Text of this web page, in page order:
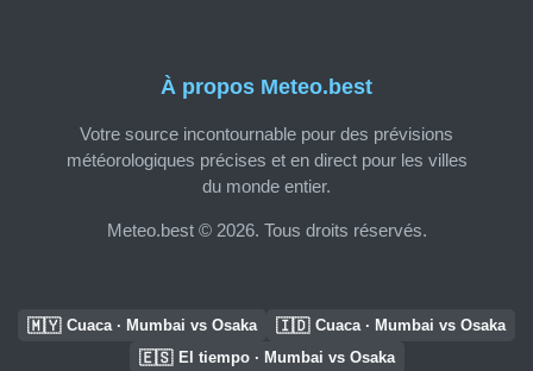
À propos Meteo.best
Votre source incontournable pour des prévisions
météorologiques précises et en direct pour les villes
du monde entier.
Meteo.best © 2026. Tous droits réservés.
🇲🇾 Cuaca · Mumbai vs Osaka 🇮🇩 Cuaca · Mumbai vs Osaka
🇪🇸 El tiempo · Mumbai vs Osaka